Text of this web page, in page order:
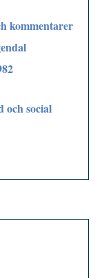
kommentarer
och social